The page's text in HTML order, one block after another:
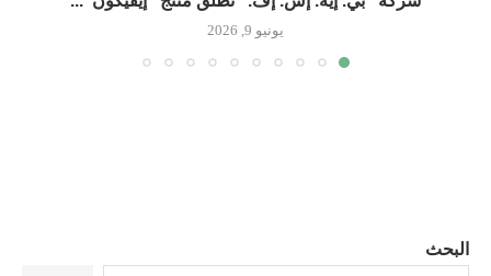
يونيو 9, 2026
البحث